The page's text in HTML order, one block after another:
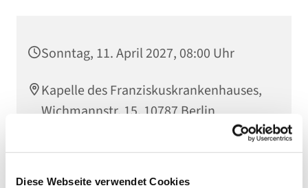
Diese Webseite verwendet Cookies
Sonntag, 11. April 2027, 08:00 Uhr
Kapelle des Franziskuskrankenhauses,
Wichmannstr. 15, 10787 Berlin